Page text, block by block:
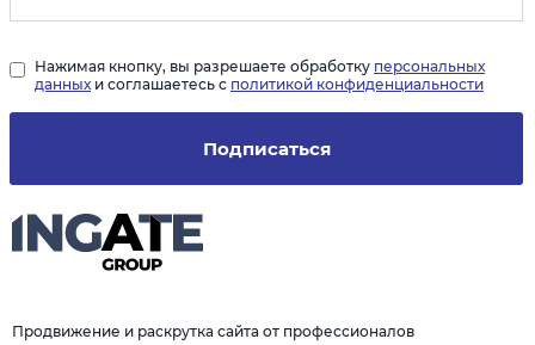
Продвижение и раскрутка сайта от профессионалов
Подписаться
Нажимая кнопку, вы разрешаете обработку персональных
данных и соглашаетесь с политикой конфиденциальности